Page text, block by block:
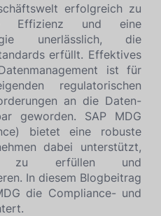
erfolgreich zu
Effizienz und eine
unerlässlich, die
erfüllt. Effektives
ist für
regulatorischen
an die Daten-
geworden. SAP MDG
bietet eine robuste
dabei unterstützt,
zu erfüllen und
In diesem Blogbeitrag
die Compliance- und